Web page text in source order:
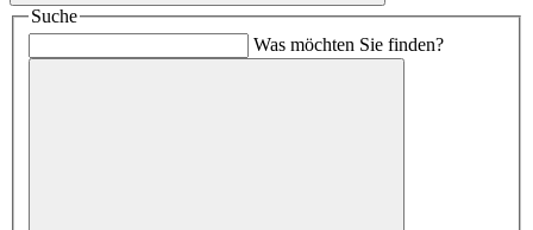
Suche
Was möchten Sie finden?